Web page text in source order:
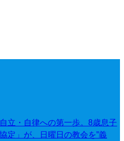
立・自律への第一歩。8歳息子
定」が、日曜日の教会を”義